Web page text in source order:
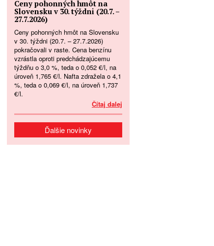
Ceny pohonných hmôt na
Slovensku v 30. týždni (20.7. –
27.7.2026)
Ceny pohonných hmôt na Slovensku
v 30. týždni (20.7. – 27.7.2026)
pokračovali v raste. Cena benzínu
vzrástla oproti predchádzajúcemu
týždňu o 3,0 %, teda o 0,052 €/l, na
úroveň 1,765 €/l. Nafta zdražela o 4,1
%, teda o 0,069 €/l, na úroveň 1,737
€/l.
Čítaj dalej
Ďalšie novinky